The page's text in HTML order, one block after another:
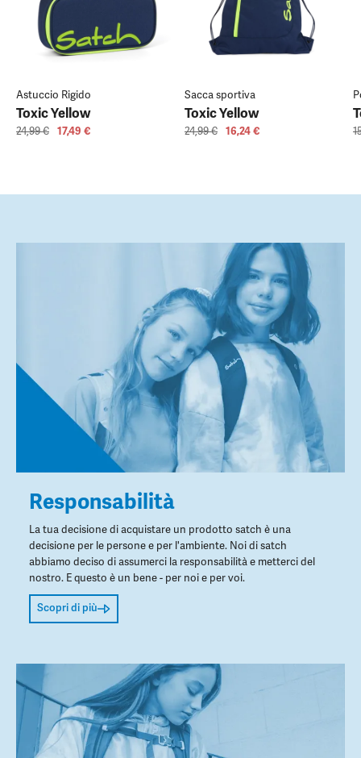
Astuccio Rigido
Toxic Yellow
24,99 € 17,49 €
Sacca sportiva
Toxic Yellow
24,99 € 16,24 €
Responsabilità
La tua decisione di acquistare un prodotto satch è una
decisione per le persone e per l'ambiente. Noi di satch
abbiamo deciso di assumerci la responsabilità e metterci del
nostro. E questo è un bene - per noi e per voi.
Scopri di più